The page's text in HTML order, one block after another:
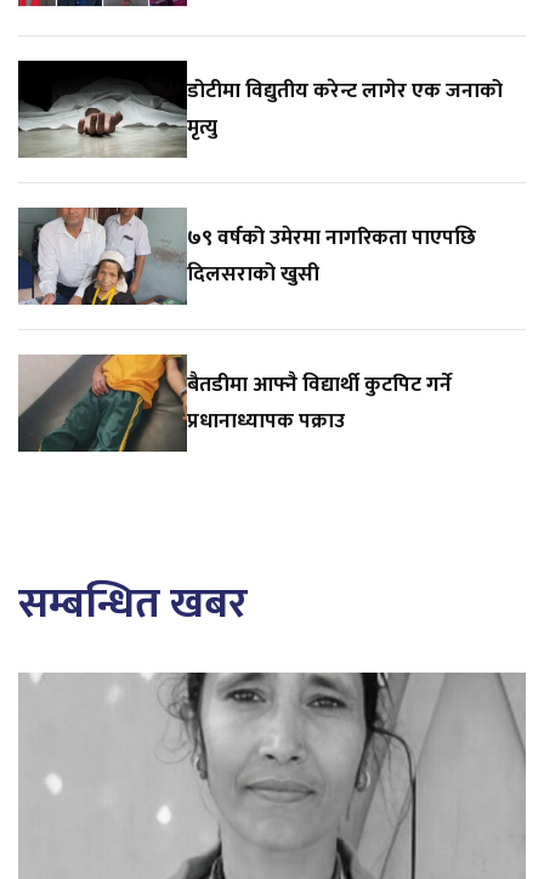
डोटीमा विद्युतीय करेन्ट लागेर एक जनाको
मृत्यु
७९ वर्षको उमेरमा नागरिकता पाएपछि
दिलसराको खुसी
बैतडीमा आफ्नै विद्यार्थी कुटपिट गर्ने
प्रधानाध्यापक पक्राउ
सम्बन्धित खबर